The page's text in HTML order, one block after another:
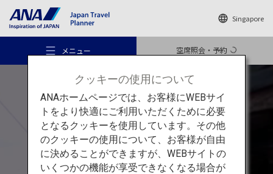
Singapore
メニュー 空席照会・予約
おすすめの旅
祈りの島 天草
クッキーの使用について
ANAホームページでは、お客様にWEBサイ
トをより快適にご利用いただくために必要
となるクッキーを使用しています。その他
のクッキーの使用について、お客様が自由
に決めることができますが、WEBサイトの
いくつかの機能が享受できなくなる場合が